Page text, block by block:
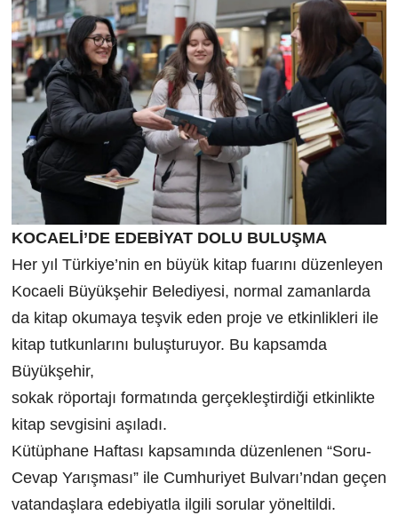
KOCAELİ’DE EDEBİYAT DOLU BULUŞMA
Her yıl Türkiye’nin en büyük kitap fuarını düzenleyen
Kocaeli Büyükşehir Belediyesi, normal zamanlarda
da kitap okumaya teşvik eden proje ve etkinlikleri ile
kitap tutkunlarını buluşturuyor. Bu kapsamda
Büyükşehir,
sokak röportajı formatında gerçekleştirdiği etkinlikte
kitap sevgisini aşıladı.
Kütüphane Haftası kapsamında düzenlenen “Soru-
Cevap Yarışması” ile Cumhuriyet Bulvarı’ndan geçen
vatandaşlara edebiyatla ilgili sorular yöneltildi.